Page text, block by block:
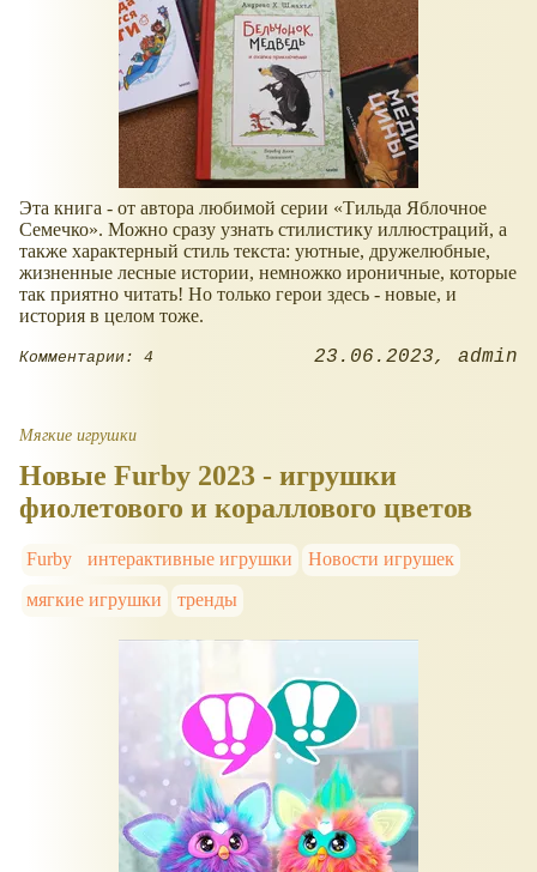
Эта книга - от автора любимой серии
Тильда Яблочное
Семечко . Можно сразу узнать стилистику иллюстраций, а
также характерный стиль текста: уютные, дружелюбные,
жизненные лесные истории, немножко ироничные, которые
так приятно читать! Но только герои здесь - новые, и
история в целом тоже.
Комментарии: 4 23.06.2023 admin
Мягкие игрушки
Новые Furby 2023 - игрушки
фиолетового и кораллового цветов
Furby интерактивные игрушки
Новости игрушек
мягкие игрушки
тренды